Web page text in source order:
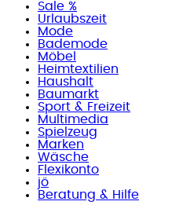
Sale %
Urlaubszeit
Mode
Bademode
Möbel
Heimtextilien
Haushalt
Baumarkt
Sport & Freizeit
Multimedia
Spielzeug
Marken
Wäsche
Flexikonto
jö
Beratung & Hilfe